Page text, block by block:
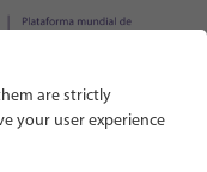
are strictly
your user experience